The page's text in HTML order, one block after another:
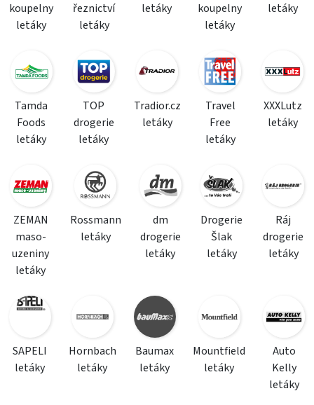
koupelny
letáky
řeznictví
letáky
letáky
koupelny
letáky
letáky
Tamda
Foods
letáky
TOP
drogerie
letáky
Tradior.cz
letáky
Travel
Free
letáky
XXXLutz
letáky
ZEMAN
maso-
uzeniny
letáky
Rossmann
letáky
dm
drogerie
letáky
Drogerie
Šlak
letáky
Ráj
drogerie
letáky
SAPELI
letáky
Hornbach
letáky
Baumax
letáky
Mountfield
letáky
Auto
Kelly
letáky